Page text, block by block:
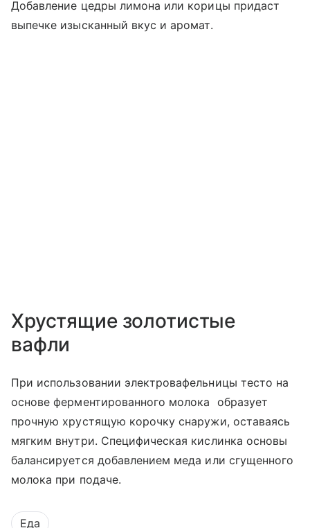
Добавление цедры лимона или корицы придаст
выпечке изысканный вкус и аромат.
Хрустящие золотистые
вафли
При использовании электровафельницы тесто на
основе ферментированного молока образует
прочную хрустящую корочку снаружи, оставаясь
мягким внутри. Специфическая кислинка основы
балансируется добавлением меда или сгущенного
молока при подаче.
Еда